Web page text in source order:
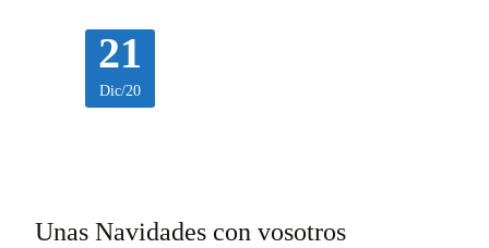
21
Dic/20
Unas Navidades con vosotros